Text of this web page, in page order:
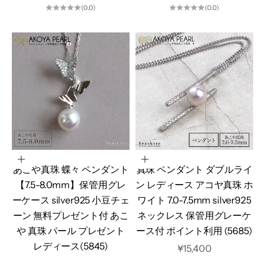
(0.0) (0.0)
カートに追加
あこや真珠 蝶々 ペンダント
【7.5-8.0mm】保管用グレ
ーケース silver925 小豆チェ
ーン 無料プレゼント付 あこ
や 真珠 パール プレゼント
レディース(5845)
オプションを選択
真珠 ペンダント ダブルライ
ン レディース アコヤ真珠 ホ
ワイト 7.0-7.5mm silver925
ネックレス 保管用グレーケ
ース付 ポイント利用 (5685)
セール価格
¥15,400